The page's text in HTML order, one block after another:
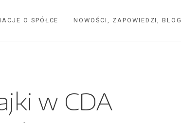
O SPÓŁCE NOWOŚCI, ZAPOWIEDZI, BLOG
w CDA